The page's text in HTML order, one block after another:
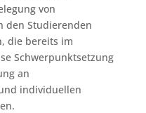
von
den Studierenden
die bereits im
Schwerpunktsetzung
an
individuellen